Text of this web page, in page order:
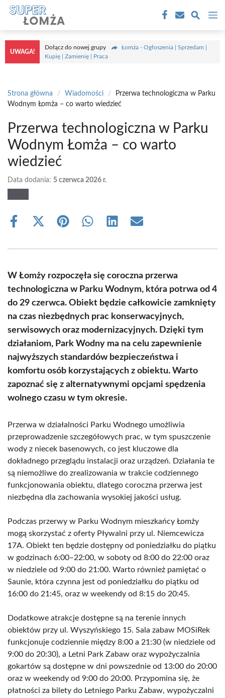
Przejdź
treści
UWAGA!
Dołącz do nowej grupy
Łomża - Ogłoszenia | Sprzedam |
Kupię | Zamienię | Praca
Strona główna / Wiadomości /
Przerwa technologiczna w Parku
Wodnym Łomża – co warto wiedzieć
Przerwa technologiczna w Parku
Wodnym Łomża – co warto
wiedzieć
Data dodania: 5 czerwca 2026 r.
Share
Share
(Twitter)
Share Share Share Share
W Łomży rozpoczęła się coroczna przerwa
technologiczna w Parku Wodnym, która potrwa od 4
do 29 czerwca. Obiekt będzie całkowicie zamknięty
na czas niezbędnych prac konserwacyjnych,
serwisowych oraz modernizacyjnych. Dzięki tym
działaniom, Park Wodny ma na celu zapewnienie
najwyższych standardów bezpieczeństwa i
komfortu osób korzystających z obiektu. Warto
zapoznać się z alternatywnymi opcjami spędzenia
wolnego czasu w tym okresie.
Przerwa w działalności Parku Wodnego umożliwia
przeprowadzenie szczegółowych prac, w tym spuszczenie
wody z niecek basenowych, co jest kluczowe dla
dokładnego przeglądu instalacji oraz urządzeń. Działania te
są niemożliwe do zrealizowania w trakcie codziennego
funkcjonowania obiektu, dlatego coroczna przerwa jest
niezbędna dla zachowania wysokiej jakości usług.
Podczas przerwy w Parku Wodnym mieszkańcy Łomży
mogą skorzystać z oferty Pływalni przy ul. Niemcewicza
17A. Obiekt ten będzie dostępny od poniedziałku do piątku
w godzinach 6:00–22:00, w soboty od 8:00 do 22:00 oraz
w niedziele od 9:00 do 21:00. Warto również pamiętać o
Saunie, która czynna jest od poniedziałku do piątku od
16:00 do 21:45, oraz w weekendy od 8:15 do 20:45.
Dodatkowe atrakcje dostępne są na terenie innych
obiektów przy ul. Wyszyńskiego 15. Sala zabaw MOSiRek
funkcjonuje codziennie między 8:00 a 21:30 (w niedziele od
9:00 do 20:30), a Letni Park Zabaw oraz wypożyczalnia
gokartów są dostępne w dni powszednie od 13:00 do 20:00
oraz w weekendy od 9:00 do 20:00. Przypomina się, że
płatności za bilety do Letniego Parku Zabaw, wypożyczalni